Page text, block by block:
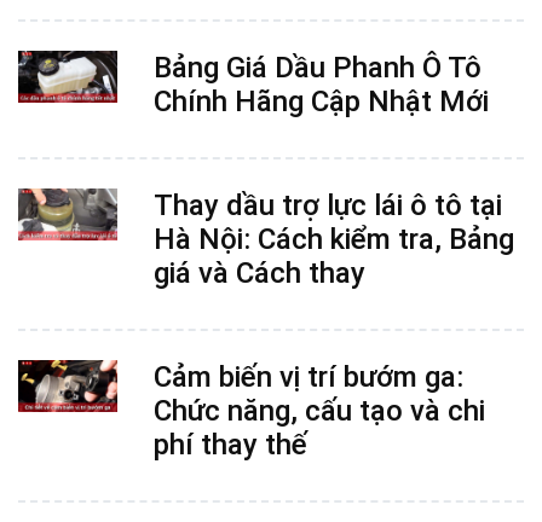
Bảng Giá Dầu Phanh Ô Tô
Chính Hãng Cập Nhật Mới
Thay dầu trợ lực lái ô tô tại
Hà Nội: Cách kiểm tra, Bảng
giá và Cách thay
Cảm biến vị trí bướm ga:
Chức năng, cấu tạo và chi
phí thay thế